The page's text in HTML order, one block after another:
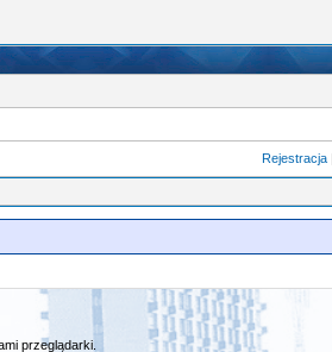
Rejestracja|
przeglądarki.